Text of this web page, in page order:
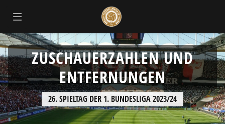
ZUSCHAUERZAHLEN UND
ENTFERNUNGEN
26. SPIELTAG DER 1. BUNDESLIGA 2023/24